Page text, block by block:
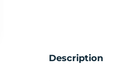
Description